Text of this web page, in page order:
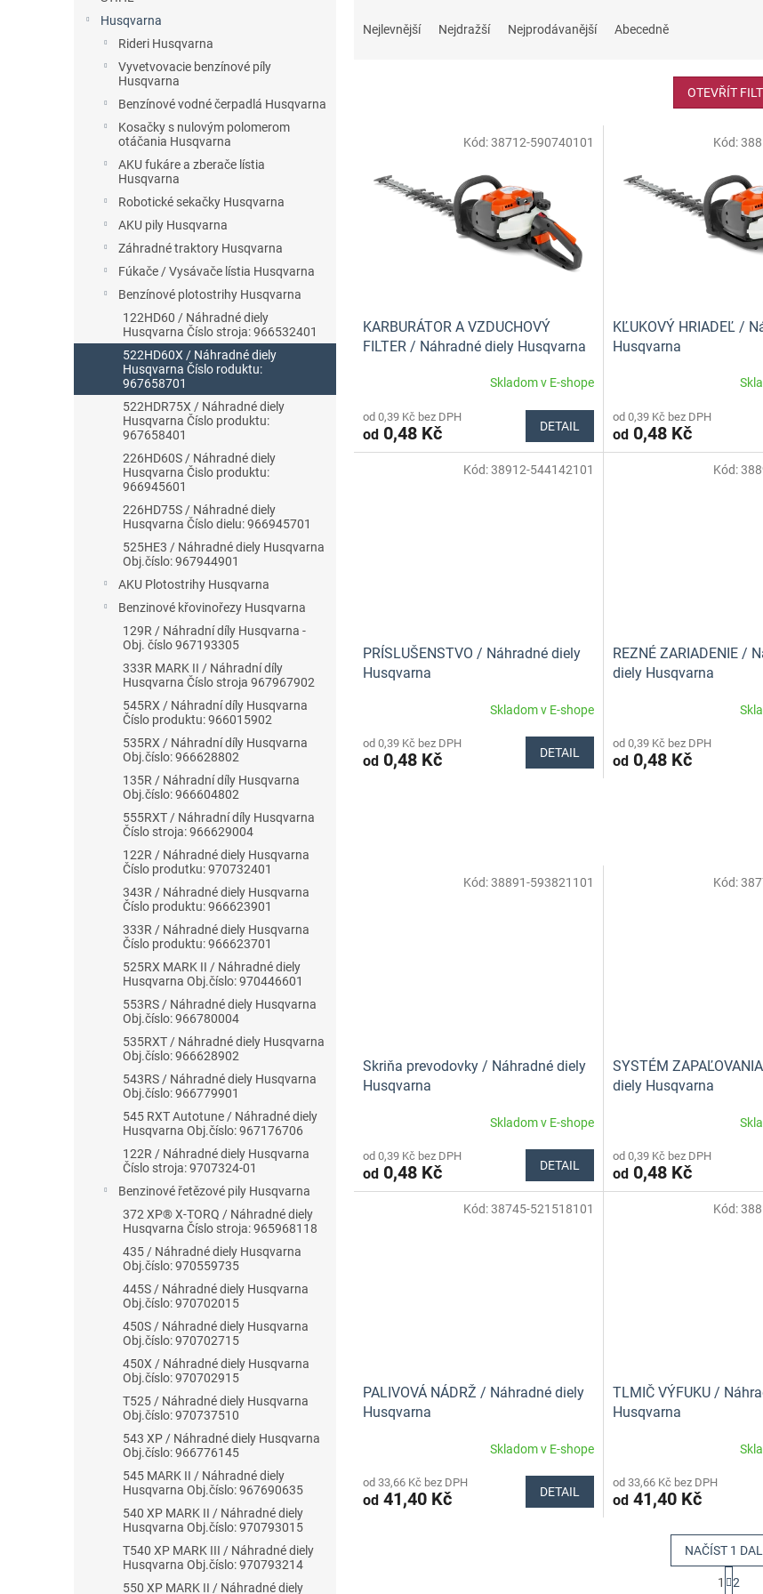
Husqvarna
Rideri Husqvarna
Vyvetvovacie benzínové píly
Husqvarna
Benzínové vodné čerpadlá Husqvarna
Kosačky s nulovým polomerom
otáčania Husqvarna
AKU fukáre a zberače lístia
Husqvarna
Robotické sekačky Husqvarna
AKU pily Husqvarna
Záhradné traktory Husqvarna
Fúkače / Vysávače lístia Husqvarna
Benzínové plotostrihy Husqvarna
122HD60 / Náhradné diely
Husqvarna Číslo stroja: 966532401
522HD60X / Náhradné diely
Husqvarna Číslo roduktu:
967658701
522HDR75X / Náhradné diely
Husqvarna Číslo produktu:
967658401
226HD60S / Náhradné diely
Husqvarna Čislo produktu:
966945601
226HD75S / Náhradné diely
Husqvarna Číslo dielu: 966945701
525HE3 / Náhradné diely Husqvarna
Obj.číslo: 967944901
AKU Plotostrihy Husqvarna
Benzinové křovinořezy Husqvarna
129R / Náhradní díly Husqvarna -
Obj. číslo 967193305
333R MARK II / Náhradní díly
Husqvarna Číslo stroja 967967902
545RX / Náhradní díly Husqvarna
Číslo produktu: 966015902
535RX / Náhradní díly Husqvarna
Obj.číslo: 966628802
135R / Náhradní díly Husqvarna
Obj.číslo: 966604802
555RXT / Náhradní díly Husqvarna
Číslo stroja: 966629004
122R / Náhradné diely Husqvarna
Číslo produtku: 970732401
343R / Náhradné diely Husqvarna
Číslo produktu: 966623901
333R / Náhradné diely Husqvarna
Číslo produktu: 966623701
525RX MARK II / Náhradné diely
Husqvarna Obj.číslo: 970446601
553RS / Náhradné diely Husqvarna
Obj.číslo: 966780004
535RXT / Náhradné diely Husqvarna
Obj.číslo: 966628902
543RS / Náhradné diely Husqvarna
Obj.číslo: 966779901
545 RXT Autotune / Náhradné diely
Husqvarna Obj.číslo: 967176706
122R / Náhradné diely Husqvarna
Číslo stroja: 9707324-01
Benzinové řetězové pily Husqvarna
372 XP® X-TORQ / Náhradné diely
Husqvarna Číslo stroja: 965968118
435 / Náhradné diely Husqvarna
Obj.číslo: 970559735
445S / Náhradné diely Husqvarna
Obj.číslo: 970702015
450S / Náhradné diely Husqvarna
Obj.číslo: 970702715
450X / Náhradné diely Husqvarna
Obj.číslo: 970702915
T525 / Náhradné diely Husqvarna
Obj.číslo: 970737510
543 XP / Náhradné diely Husqvarna
Obj.číslo: 966776145
545 MARK II / Náhradné diely
Husqvarna Obj.číslo: 967690635
540 XP MARK II / Náhradné diely
Husqvarna Obj.číslo: 970793015
T540 XP MARK III / Náhradné diely
Husqvarna Obj.číslo: 970793214
550 XP MARK II / Náhradné diely
Nejlevnější Nejdražší Nejprodávanější Abecedně
OTEVŘÍT
KARBURÁTOR A VZDUCHOVÝ
FILTER / Náhradné diely Husqvarna
Skladom v E-shope
od 0,39 Kč bez DPH
od 0,48 Kč DETAIL
Kód:38712-590740101
KĽUKOVÝ HRIADEĽ /
Husqvarna
od 0,39 Kč bez DPH
od0,48 Kč
Kód:
PRÍSLUŠENSTVO / Náhradné diely
Husqvarna
Skladom v E-shope
od 0,39 Kč bez DPH
od 0,48 Kč DETAIL
Kód:38912-544142101
REZNÉ ZARIADENIE /
diely Husqvarna
od 0,39 Kč bez DPH
od0,48 Kč
Kód:
Skriňa prevodovky / Náhradné diely
Husqvarna
Skladom v E-shope
od 0,39 Kč bez DPH
od 0,48 Kč DETAIL
Kód:38891-593821101
SYSTÉM
diely Husqvarna
od 0,39 Kč bez DPH
od0,48 Kč
Kód:
PALIVOVÁ NÁDRŽ / Náhradné diely
Husqvarna
Skladom v E-shope
od 33,66 Kč bez DPH
od 41,40 Kč DETAIL
Kód:38745-521518101
TLMIČ VÝFUKU /
Husqvarna
od 33,66 Kč bez DPH
od41,40 Kč
Kód:
O
NAČÍST 1
S
t
1 2